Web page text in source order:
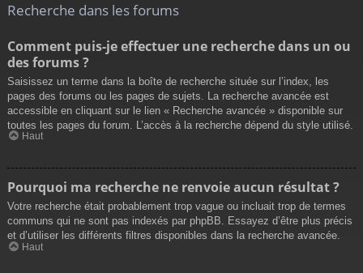
Recherche dans les forums
Comment puis-je effectuer une recherche dans un ou
des forums ?
Saisissez un terme dans la boîte de recherche située sur l’index, les
pages des forums ou les pages de sujets. La recherche avancée est
accessible en cliquant sur le lien « Recherche avancée » disponible sur
toutes les pages du forum. L’accès à la recherche dépend du style utilisé.
Haut
Pourquoi ma recherche ne renvoie aucun résultat ?
Votre recherche était probablement trop vague ou incluait trop de termes
communs qui ne sont pas indexés par phpBB. Essayez d’être plus précis
et d’utiliser les différents filtres disponibles dans la recherche avancée.
Haut